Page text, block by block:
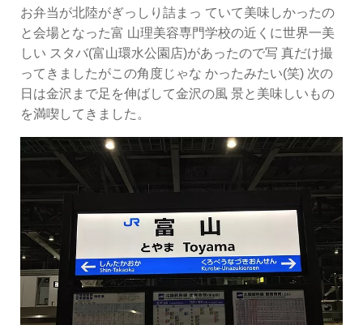
お弁当が北陸がぎっしり詰まっ ていて美味しかったの
と会場となった富 山理美容専門学校の近くに世界一美
しい スタバ(富山環水公園店)があったので写 真だけ撮
ってきましたがこの角度じゃな かったみたい(笑) 次の
日は金沢まで足を伸ばして金沢の風 景と美味しいもの
を満喫してきました。